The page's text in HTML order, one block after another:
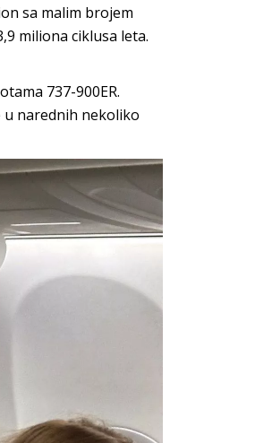
sa malim brojem
miliona ciklusa leta.
737-900ER.
u narednih nekoliko